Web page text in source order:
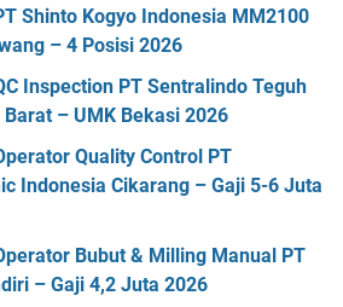
Shinto Kogyo Indonesia MM2100
– 4 Posisi 2026
Inspection PT Sentralindo Teguh
– UMK Bekasi 2026
Quality Control PT
Indonesia Cikarang – Gaji 5-6 Juta
Bubut & Milling Manual PT
– Gaji 4,2 Juta 2026